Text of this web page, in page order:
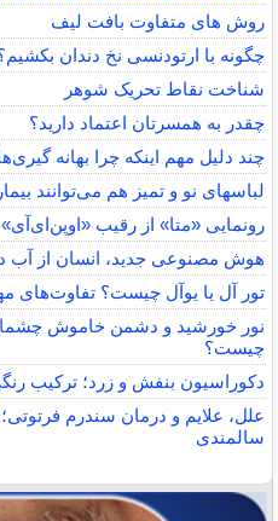
روش های متفاوت بافت لیف
چگونه با ارتودنسی نخ دندان
شناخت نقاط تحریک شوهر
چقدر به همسرتان اعتماد دارید؟
چند دلیل مهم اینکه چرا بهانه
لباس‎های نو و تمیز هم می‌توانند بیماری‌زا باشند!
رونمایی «متا» از رقیب «اوپن‌ای‌آی»
هوش مصنوعی جدید، انسان از آب
تور آل یا یوآل چیست؟ تفاوت‌های
نور خورشید و دشمن خاموش
چیست؟
دکوراسیون بنفش و زرد؛ ترکیب
علل، علایم و درمان سندرم
سالمندی